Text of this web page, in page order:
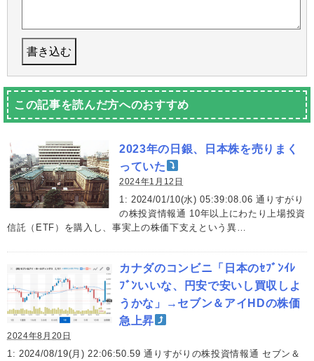
この記事を読んだ方へのおすすめ
2023年の日銀、日本株を売りまく
っていた
2024年1月12日
1: 2024/01/10(水) 05:39:08.06 通りすがり
の株投資情報通 10年以上にわたり上場投資
信託（ETF）を購入し、事実上の株価下支えという異…
カナダのコンビニ「日本のｾﾌﾞﾝｲﾚ
ﾌﾞﾝいいな、円安で安いし買収しよ
うかな」→セブン＆アイHDの株価
急上昇
2024年8月20日
1: 2024/08/19(月) 22:06:50.59 通りすがりの株投資情報通 セブン＆